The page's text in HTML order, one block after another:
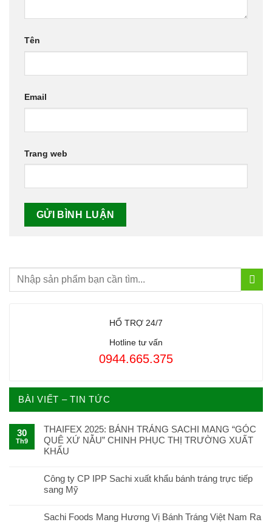
HỔ TRỢ 24/7
Hotline tư vấn
0944.665.375
BÀI VIẾT – TIN TỨC
30
Th9
THAIFEX 2025: BÁNH TRÁNG SACHI MANG “GÓC
QUÊ XỨ NẪU” CHINH PHỤC THỊ TRƯỜNG XUẤT
KHẨU
Công ty CP IPP Sachi xuất khẩu bánh tráng trực tiếp
sang Mỹ
Sachi Foods Mang Hương Vị Bánh Tráng Việt Nam Ra
Tên
Email
Trang web